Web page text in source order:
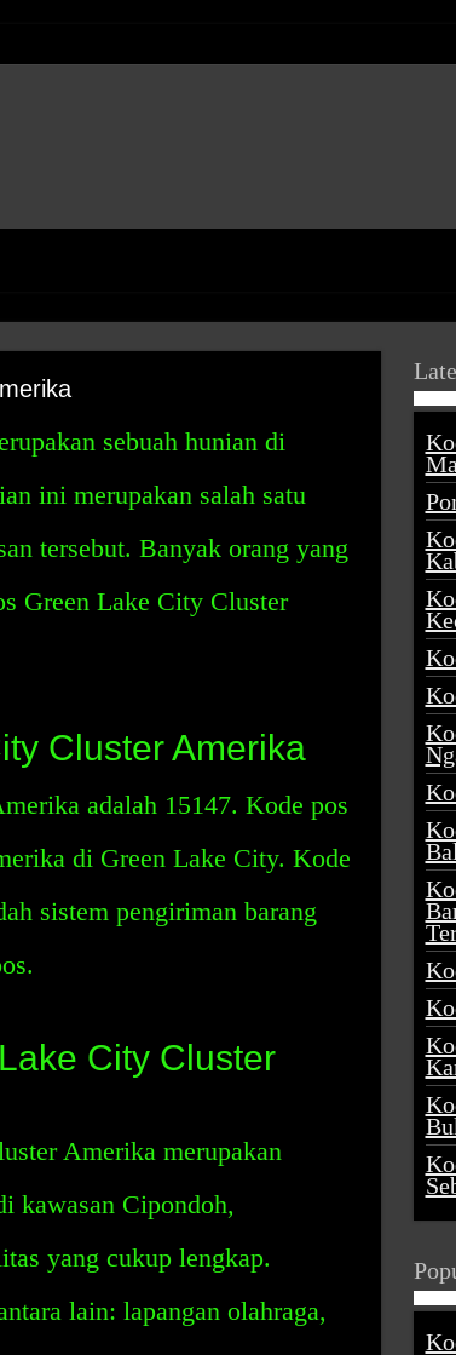
sebuah hunian di
ini merupakan salah satu
tersebut. Banyak orang yang
Green Lake City Cluster
Cluster Amerika
adalah 15147. Kode pos
di Green Lake City. Kode
sistem pengiriman barang
City Cluster
Amerika merupakan
kawasan Cipondoh,
yang cukup lengkap.
lain: lapangan olahraga,